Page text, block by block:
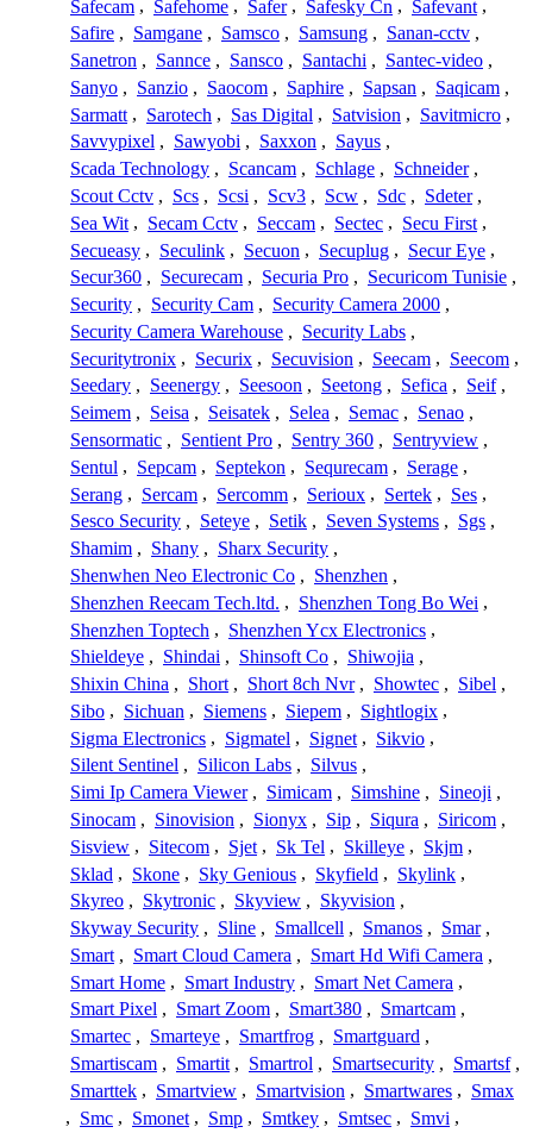
Safecam , Safehome , Safer , Safesky Cn , Safevant ,
Safire , Samgane , Samsco , Samsung , Sanan-cctv ,
Sanetron , Sannce , Sansco , Santachi , Santec-video ,
Sanyo , Sanzio , Saocom , Saphire , Sapsan , Saqicam ,
Sarmatt , Sarotech , Sas Digital , Satvision , Savitmicro ,
Savvypixel , Sawyobi , Saxxon , Sayus ,
Scada Technology , Scancam , Schlage , Schneider ,
Scout Cctv , Scs , Scsi , Scv3 , Scw , Sdc , Sdeter ,
Sea Wit , Secam Cctv , Seccam , Sectec , Secu First ,
Secueasy , Seculink , Secuon , Secuplug , Secur Eye ,
Secur360 , Securecam , Securia Pro , Securicom Tunisie ,
Security , Security Cam , Security Camera 2000 ,
Security Camera Warehouse , Security Labs ,
Securitytronix , Securix , Secuvision , Seecam , Seecom ,
Seedary , Seenergy , Seesoon , Seetong , Sefica , Seif ,
Seimem , Seisa , Seisatek , Selea , Semac , Senao ,
Sensormatic , Sentient Pro , Sentry 360 , Sentryview ,
Sentul , Sepcam , Septekon , Sequrecam , Serage ,
Serang , Sercam , Sercomm , Serioux , Sertek , Ses ,
Sesco Security , Seteye , Setik , Seven Systems , Sgs ,
Shamim , Shany , Sharx Security ,
Shenwhen Neo Electronic Co , Shenzhen ,
Shenzhen Reecam Tech.ltd. , Shenzhen Tong Bo Wei ,
Shenzhen Toptech , Shenzhen Ycx Electronics ,
Shieldeye , Shindai , Shinsoft Co , Shiwojia ,
Shixin China , Short , Short 8ch Nvr , Showtec , Sibel ,
Sibo , Sichuan , Siemens , Siepem , Sightlogix ,
Sigma Electronics , Sigmatel , Signet , Sikvio ,
Silent Sentinel , Silicon Labs , Silvus ,
Simi Ip Camera Viewer , Simicam , Simshine , Sineoji ,
Sinocam , Sinovision , Sionyx , Sip , Siqura , Siricom ,
Sisview , Sitecom , Sjet , Sk Tel , Skilleye , Skjm ,
Sklad , Skone , Sky Genious , Skyfield , Skylink ,
Skyreo , Skytronic , Skyview , Skyvision ,
Skyway Security , Sline , Smallcell , Smanos , Smar ,
Smart , Smart Cloud Camera , Smart Hd Wifi Camera ,
Smart Home , Smart Industry , Smart Net Camera ,
Smart Pixel , Smart Zoom , Smart380 , Smartcam ,
Smartec , Smarteye , Smartfrog , Smartguard ,
Smartiscam , Smartit , Smartrol , Smartsecurity , Smartsf ,
Smarttek , Smartview , Smartvision , Smartwares , Smax
, Smc , Smonet , Smp , Smtkey , Smtsec , Smvi ,